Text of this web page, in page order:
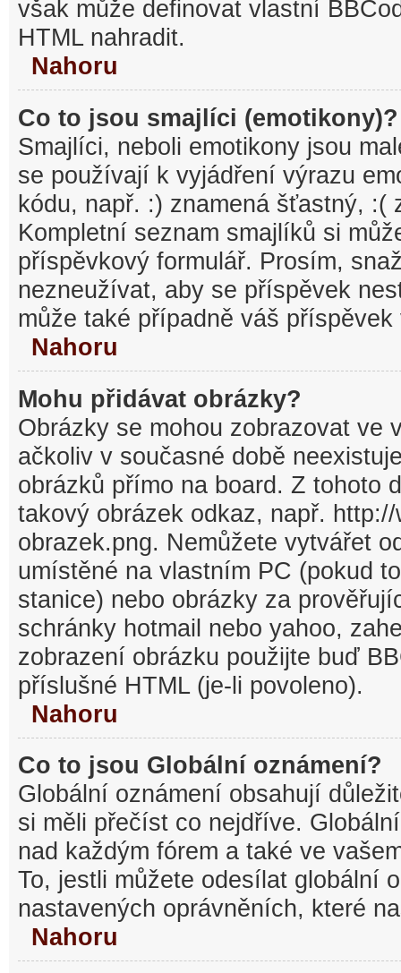
však může definovat vlastní
HTML nahradit.
Nahoru
Co to jsou smajlíci (emotikony)?
Smajlíci, neboli emotikony jsou
se používají k vyjádření výrazu
kódu, např. :) znamená šťastný, :(
Kompletní seznam smajlíků si
příspěvkový formulář. Prosím,
nezneužívat, aby se příspěvek
může také případně váš
Nahoru
Mohu přidávat obrázky?
Obrázky se mohou zobrazovat ve
ačkoliv v současné době
obrázků přímo na board. Z tohoto
takový obrázek odkaz, např.
obrazek.png. Nemůžete vytvářet
umístěné na vlastním PC (pokud
stanice) nebo obrázky za
schránky hotmail nebo yahoo,
zobrazení obrázku použijte buď
příslušné HTML (je-li povoleno).
Nahoru
Co to jsou Globální oznámení?
Globální oznámení obsahují
si měli přečíst co nejdříve.
nad každým fórem a také ve
To, jestli můžete odesílat globální
nastavených oprávněních, které
Nahoru